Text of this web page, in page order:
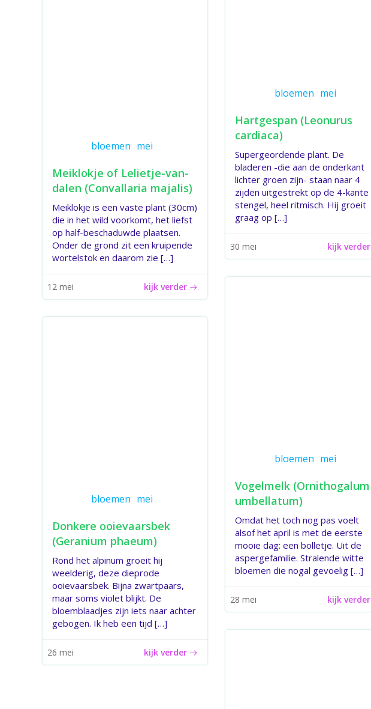
bloemen mei
Hartgespan (Leonurus
cardiaca)
Supergeordende plant. De
bladeren -die aan de onderkant
lichter groen zijn- staan naar 4
zijden uitgestrekt op de 4-kante
stengel, heel ritmisch. Hij groeit
graag op […]
30 mei kijk verder
bloemen mei
Meiklokje of Lelietje-van-
dalen (Convallaria majalis)
Meiklokje is een vaste plant (30cm)
die in het wild voorkomt, het liefst
op half-beschaduwde plaatsen.
Onder de grond zit een kruipende
wortelstok en daarom zie […]
12 mei kijk verder
bloemen mei
Vogelmelk (Ornithogalum
umbellatum)
Omdat het toch nog pas voelt
alsof het april is met de eerste
mooie dag: een bolletje. Uit de
aspergefamilie. Stralende witte
bloemen die nogal gevoelig […]
28 mei kijk verder
bloemen mei
Donkere ooievaarsbek
(Geranium phaeum)
Rond het alpinum groeit hij
weelderig, deze dieprode
ooievaarsbek. Bijna zwartpaars,
maar soms violet blijkt. De
bloemblaadjes zijn iets naar achter
gebogen. Ik heb een tijd […]
26 mei kijk verder